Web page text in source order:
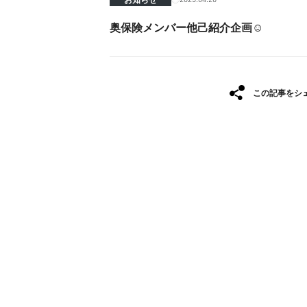
奥保険メンバー他己紹介企画☺️
この記事をシ